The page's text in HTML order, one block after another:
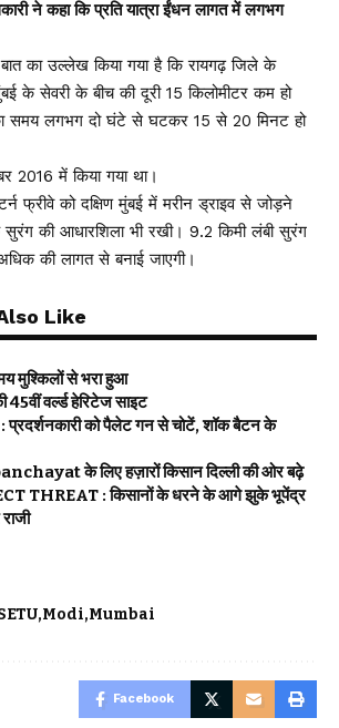
ने कहा कि प्रति यात्रा ईंधन लागत में लगभग
का उल्लेख किया गया है कि रायगढ़ जिले के
के सेवरी के बीच की दूरी 15 किलोमीटर कम हो
समय लगभग दो घंटे से घटकर 15 से 20 मिनट हो
2016 में किया गया था।
फ्रीवे को दक्षिण मुंबई में मरीन ड्राइव से जोड़ने
की आधारशिला भी रखी। 9.2 किमी लंबी सुरंग
की लागत से बनाई जाएगी।
Like
मुश्किलों से भरा हुआ
वर्ल्ड हेरिटेज साइट
को पैलेट गन से चोटें, शॉक बैटन के
के लिए हज़ारों किसान दिल्ली की ओर बढ़े
THREAT : किसानों के धरने के आगे झुके भूपेंद्र
Modi Mumbai
Facebook